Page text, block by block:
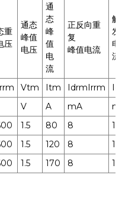
重
压
通态
峰值
电压
通
态
峰
值
电
流
正反向重
复
峰值电流
触
发
电
流
Vtm Itm IdrmIrrm Igt
V A mA mA
1.5 80 8 100
1.5 120 8 100
1.5 170 8 100